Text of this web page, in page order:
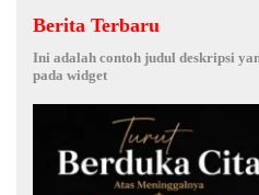
Berita Terbaru
Ini adalah contoh judul deskripsi
pada widget